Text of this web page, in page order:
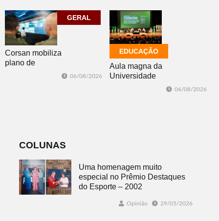
da diretoria
GERAL
Corsan mobiliza
plano de
06/08/2026
EDUCAÇÃO
Aula magna da
Universidade
06/08/2026
COLUNAS
Uma homenagem muito
especial no Prêmio Destaques
do Esporte – 2002
Opinião 29/05/2026